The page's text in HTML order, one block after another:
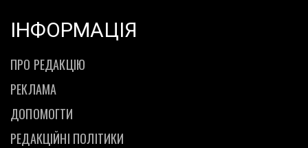
ІНФОРМАЦІЯ
ПРО РЕДАКЦІЮ
РЕКЛАМА
ДОПОМОГТИ
РЕДАКЦІЙНІ ПОЛІТИКИ